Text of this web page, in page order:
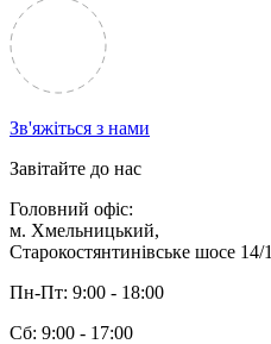
Зв'яжіться з нами
Завітайте до нас
Головний офіс:
м. Хмельницький,
Старокостянтинівське шосе 14/1
Пн-Пт: 9:00 - 18:00
Сб: 9:00 - 17:00